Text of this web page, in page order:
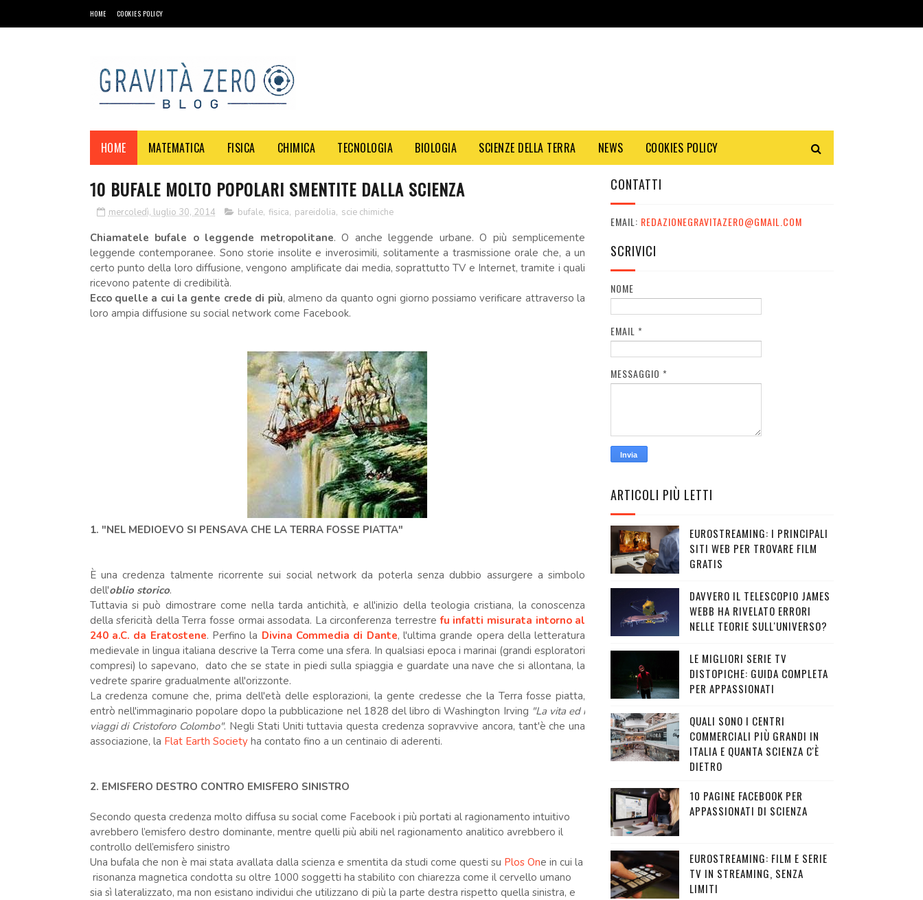
HOME COOKIES POLICY
HOME MATEMATICA FISICA CHIMICA TECNOLOGIA BIOLOGIA SCIENZE DELLA TERRA NEWS COOKIES POLICY
10 BUFALE MOLTO POPOLARI SMENTITE DALLA SCIENZA
mercoledì, luglio 30, 2014 bufale, fisica, pareidolia, scie chimiche
Chiamatele bufale o leggende metropolitane. O anche leggende urbane. O più semplicemente
leggende contemporanee. Sono storie insolite e inverosimili, solitamente a trasmissione orale che, a un
certo punto della loro diffusione, vengono amplificate dai media, soprattutto TV e Internet, tramite i quali
ricevono patente di credibilità.
Ecco quelle a cui la gente crede di più, almeno da quanto ogni giorno possiamo verificare attraverso la
loro ampia diffusione su social network come Facebook.
1. "NEL MEDIOEVO SI PENSAVA CHE LA TERRA FOSSE PIATTA"
È una credenza talmente ricorrente sui social network da poterla senza dubbio assurgere a simbolo
dell'oblio storico.
Tuttavia si può dimostrare come nella tarda antichità, e all'inizio della teologia cristiana, la conoscenza
della sfericità della Terra fosse ormai assodata. La circonferenza terrestrefu infatti misurata intorno al
240 a.C. da Eratostene. Perfino la Divina Commedia di Dante, l'ultima grande opera della letteratura
medievale in lingua italiana descrive la Terra come una sfera. In qualsiasi epoca i marinai (grandi esploratori
compresi) lo sapevano, dato che se state in piedi sulla spiaggia e guardate una nave che si allontana, la
vedrete sparire gradualmente all'orizzonte.
La credenza comune che, prima dell'età delle esplorazioni, la gente credesse che la Terra fosse piatta,
entrò nell'immaginario popolare dopo la pubblicazione nel 1828 del libro di Washington Irving "La vita ed i
viaggi di Cristoforo Colombo". Negli Stati Uniti tuttavia questa credenza sopravvive ancora, tant'è che una
associazione, la Flat Earth Societyha contato fino a un centinaio di aderenti.
2. EMISFERO DESTRO CONTRO EMISFERO SINISTRO
Secondo questa credenza molto diffusa su social come Facebook i più portati al ragionamento intuitivo
avrebbero l’emisfero destro dominante, mentre quelli più abili nel ragionamento analitico avrebbero il
controllo dell’emisfero sinistro
Una bufala che non è mai stata avallata dalla scienza e smentita da studi come questi su Plos One in cui la
risonanza magnetica condotta su oltre 1000 soggetti ha stabilito con chiarezza come il cervello umano
sia sì lateralizzato, ma non esistano individui che utilizzano di più la parte destra rispetto quella sinistra, e
CONTATTI
EMAIL: REDAZIONEGRAVITAZERO@GMAIL.COM
SCRIVICI
NOME
EMAIL *
MESSAGGIO *
ARTICOLI PIÙ LETTI
EUROSTREAMING: I PRINCIPALI
SITI WEB PER TROVARE FILM
GRATIS
DAVVERO IL TELESCOPIO JAMES
WEBB HA RIVELATO ERRORI
NELLE TEORIE SULL'UNIVERSO?
LE MIGLIORI SERIE TV
DISTOPICHE: GUIDA COMPLETA
PER APPASSIONATI
QUALI SONO I CENTRI
COMMERCIALI PIÙ GRANDI IN
ITALIA E QUANTA SCIENZA C'È
DIETRO
10 PAGINE FACEBOOK PER
APPASSIONATI DI SCIENZA
EUROSTREAMING: FILM E SERIE
TV IN STREAMING, SENZA
LIMITI